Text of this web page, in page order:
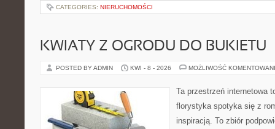
CATEGORIES: NIERUCHOMOŚCI
KWIATY Z OGRODU DO BUKIETU
POSTED BY ADMIN KWI - 8 - 2026 MOŻLIWOŚĆ
Ta przestrzeń internetowa
florystyka spotyka się z
inspiracją. To zbiór